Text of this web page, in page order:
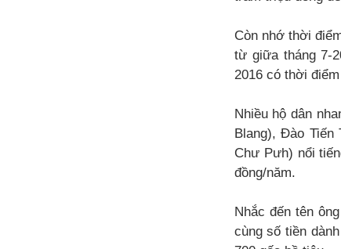
Còn nhớ thời
từ giữa tháng 7-
2016 có thời
Nhiều hộ dân
Blang), Đào
Chư Pưh) nổi
đồng/năm.
Nhắc đến tên
cùng số tiền